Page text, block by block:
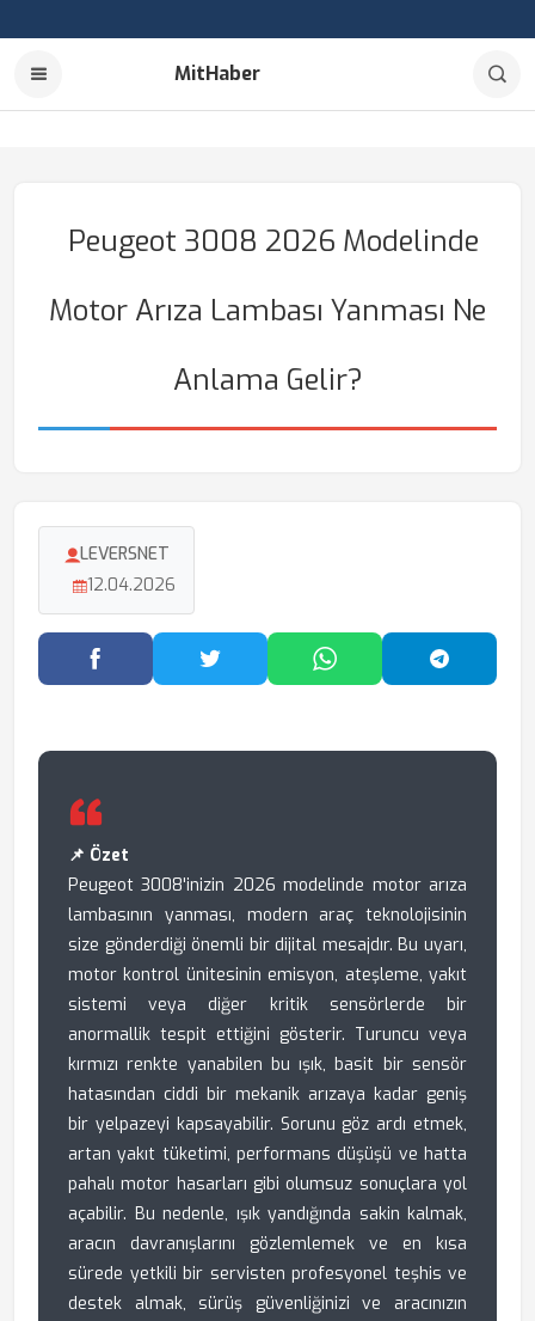
MitHaber
Peugeot 3008 2026 Modelinde
Motor Arıza Lambası Yanması Ne
Anlama Gelir?
LEVERSNET
12.04.2026
Facebook'ta PaylaşTwitter'da PaylaşWhatsApp'ta Paylaş
📌 Özet
Peugeot 3008'inizin 2026 modelinde motor arıza
lambasının yanması, modern araç teknolojisinin
size gönderdiği önemli bir dijital mesajdır. Bu uyarı,
motor kontrol ünitesinin emisyon, ateşleme, yakıt
sistemi veya diğer kritik sensörlerde bir
anormallik tespit ettiğini gösterir. Turuncu veya
kırmızı renkte yanabilen bu ışık, basit bir sensör
hatasından ciddi bir mekanik arızaya kadar geniş
bir yelpazeyi kapsayabilir. Sorunu göz ardı etmek,
artan yakıt tüketimi, performans düşüşü ve hatta
pahalı motor hasarları gibi olumsuz sonuçlara yol
açabilir. Bu nedenle, ışık yandığında sakin kalmak,
aracın davranışlarını gözlemlemek ve en kısa
sürede yetkili bir servisten profesyonel teşhis ve
destek almak, sürüş güvenliğinizi ve aracınızın